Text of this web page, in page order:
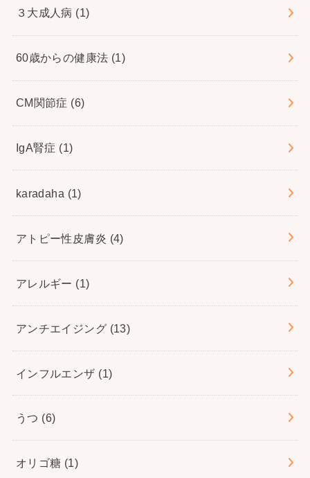
３大成人病 (1)
60歳からの健康法 (1)
CM関節症 (6)
IgA腎症 (1)
karadaha (1)
アトピー性皮膚炎 (4)
アレルギー (1)
アンチエイジング (13)
インフルエンザ (1)
うつ (6)
オリゴ糖 (1)